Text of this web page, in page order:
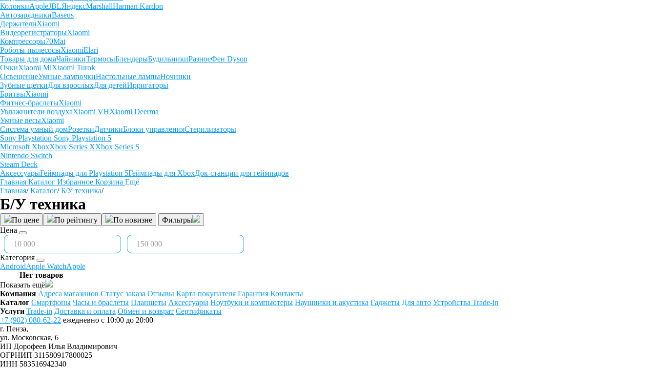
КолонкиAppleJBLЯндексMarshallHarman Kardon
АвтозарядникиBaseus
ДержателиXiaomi
ВидеорегистраторыXiaomi
Компрессоры70Mai
Роботы-пылесосыXiaomiElari
Товары для домаЧайникиТермосыБлендерыБудильникиРазноеФен Dyson
ОчкиXiaomi MiXiaomi Turok
ОсвещениеУмные лампочкиНастольные лампыНочники
Зубные щеткиДля взрослыхДля детейИрригаторы
БритвыXiaomi
Фитнес-браслетыXiaomi
Увлажнители воздухаXiaomi VHXiaomi Deerma
Умные весыXiaomi
Система умный домРозеткиДатчикиБлоки управленияСтерилизаторы
Sony Playstation Sony Playstation 5
Microsoft XboxXbox Series XXbox Series S
Nintendo Switch
Steam Deck
АксессуарыГеймпады для Playstation 5Геймпады для XboxДок-станции для геймпадов
Главная Каталог Избранное Корзина Ещё
Главная/ Каталог/ Б/У техника/
Б/У техника
По цене По рейтингу По новизне
Фильтры
Цена
Категория
AndroidApple WatchApple
Нет товаров
Показать ещё
Компания Адреса магазинов Статус заказа Отзывы Карта покупателя Гарантия Контакты
Каталог Смартфоны Часы и браслеты Планшеты Аксессуары Ноутбуки и компьютеры Наушники и акустика Гаджеты Для авто Устройства Trade-in
Услуги Trade-in Доставка и оплата Обмен и возврат Сертификаты
+7 (902) 080-62-22 ежедневно с 10:00 до 20:00
г. Пенза,
ул. Московская, 6
ИП Дорофеев Илья Владимирович
ОГРНИП 311580917800025
ИНН 583516942340